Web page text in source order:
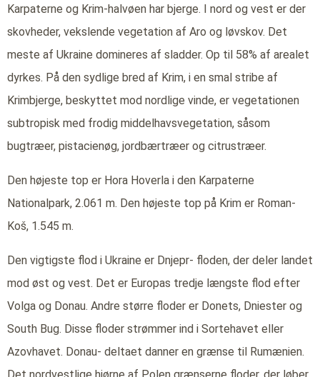
Karpaterne og Krim-halvøen har bjerge. I nord og vest er der
skovheder, vekslende vegetation af Aro og løvskov. Det
meste af Ukraine domineres af sladder. Op til 58% af arealet
dyrkes. På den sydlige bred af Krim, i en smal stribe af
Krimbjerge, beskyttet mod nordlige vinde, er vegetationen
subtropisk med frodig middelhavsvegetation, såsom
bugtræer, pistacienøg, jordbærtræer og citrustræer.
Den højeste top er Hora Hoverla i den Karpaterne
Nationalpark, 2.061 m. Den højeste top på Krim er Roman-
Koš, 1.545 m.
Den vigtigste flod i Ukraine er Dnjepr- floden, der deler landet
mod øst og vest. Det er Europas tredje længste flod efter
Volga og Donau. Andre større floder er Donets, Dniester og
South Bug. Disse floder strømmer ind i Sortehavet eller
Azovhavet. Donau- deltaet danner en grænse til Rumænien.